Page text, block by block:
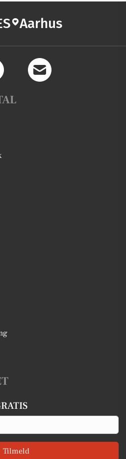
Aarhus
Tilmeld